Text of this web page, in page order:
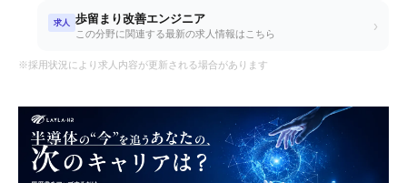
求人 歩留まり改善エンジニア
この分野に関連する最新の求人情報はこちら ›
※採用状況により求人内容が更新される場合があります